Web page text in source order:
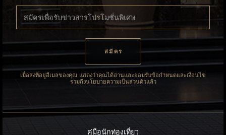
เมื่อส่งที่อยู่อีเมลของคุณ แสดงว่าคุณได้อ่านและยอมรับข้อกำหนดและเงื่อนไข
รวมถึงนโยบายความเป็นส่วนตัวแล้ว
คู่มือนักท่องเที่ยว